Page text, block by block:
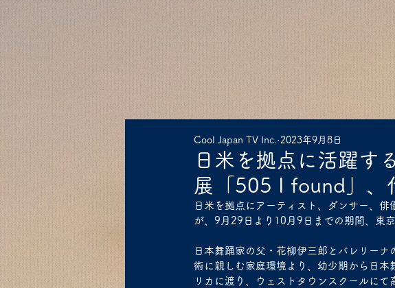
日米を拠点に活躍す
展「505 I found」、
Cool Japan TV Inc. 2023年9月8日
日米を拠点にアーティスト、ダンサー、
が、9月29日より10月9日までの期間、東
日本舞踊家の父・花柳伊三郎とバレリー
術に親しむ家庭環境より、幼少期から日
リカに渡り、ウェストタウンスクールに